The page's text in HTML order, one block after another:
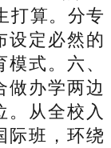
打算。分专
设定必然的
式。六、
做办学两边
。从全校入
际班，环绕